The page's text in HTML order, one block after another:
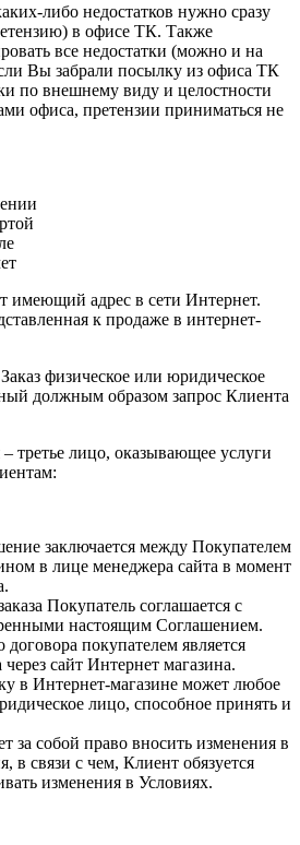
либо недостатков нужно сразу
в офисе ТК. Также
все недостатки (можно и на
Вы забрали посылку из офиса ТК
по внешнему виду и целостности
офиса, претензии приниматься не
имеющий адрес в сети Интернет.
к продаже в интернет-
физическое или юридическое
должным образом запрос Клиента
третье лицо, оказывающее услуги
заключается между Покупателем
в лице менеджера сайта в момент
Покупатель соглашается с
настоящим Соглашением.
покупателем является
через сайт Интернет магазина.
в Интернет-магазине может любое
лицо, способное принять и
за собой право вносить изменения в
в связи с чем, Клиент обязуется
изменения в Условиях.